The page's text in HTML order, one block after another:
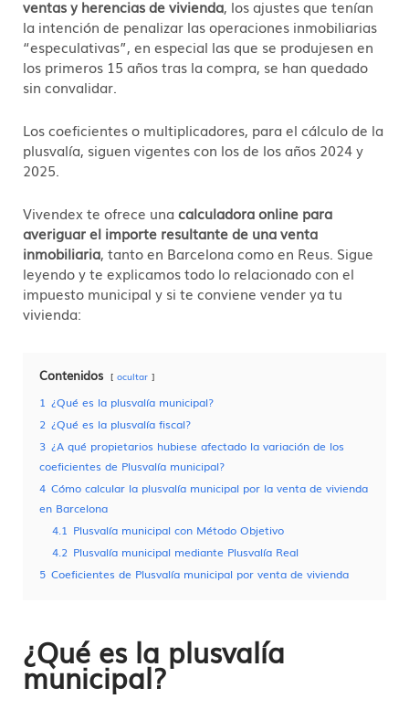
ventas y herencias de vivienda, los ajustes que tenían
la intención de penalizar las operaciones inmobiliarias
“especulativas”, en especial las que se produjesen en
los primeros 15 años tras la compra, se han quedado
sin convalidar.
Los coeficientes o multiplicadores, para el cálculo de la
plusvalía, siguen vigentes con los de los años 2024 y
2025.
Vivendex te ofrece una calculadora online para
averiguar el importe resultante de una venta
inmobiliaria, tanto en Barcelona como en Reus. Sigue
leyendo y te explicamos todo lo relacionado con el
impuesto municipal y si te conviene vender ya tu
vivienda:
Contenidos ocultar
1 ¿Qué es la plusvalía municipal?
2 ¿Qué es la plusvalía fiscal?
3 ¿A qué propietarios hubiese afectado la variación de los
coeficientes de Plusvalía municipal?
4 Cómo calcular la plusvalía municipal por la venta de vivienda
en Barcelona
4.1 Plusvalía municipal con Método Objetivo
4.2 Plusvalía municipal mediante Plusvalía Real
5 Coeficientes de Plusvalía municipal por venta de vivienda
¿Qué es la plusvalía
municipal?